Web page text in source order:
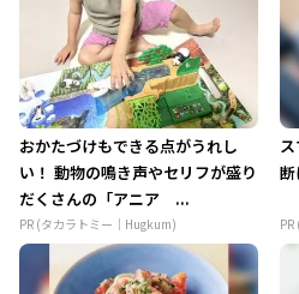
おかたづけもできる点がうれし
い！ 動物の鳴き声やセリフが盛り
だくさんの「アニア ...
PR (タカラトミー｜Hugkum)
断